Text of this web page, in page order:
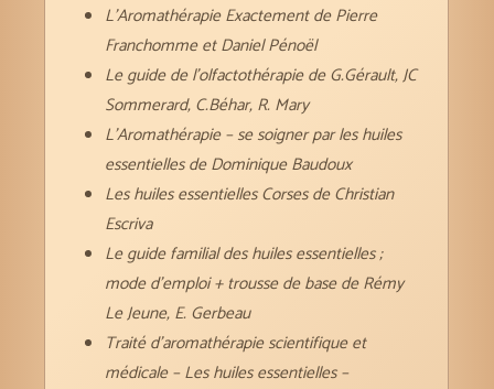
L’Aromathérapie Exactement de Pierre
Franchomme et Daniel Pénoël
Le guide de l’olfactothérapie de G.Gérault, JC
Sommerard, C.Béhar, R. Mary
L’Aromathérapie – se soigner par les huiles
essentielles de Dominique Baudoux
Les huiles essentielles Corses de Christian
Escriva
Le guide familial des huiles essentielles ;
mode d’emploi + trousse de base de Rémy
Le Jeune, E. Gerbeau
Traité d’aromathérapie scientifique et
médicale – Les huiles essentielles –